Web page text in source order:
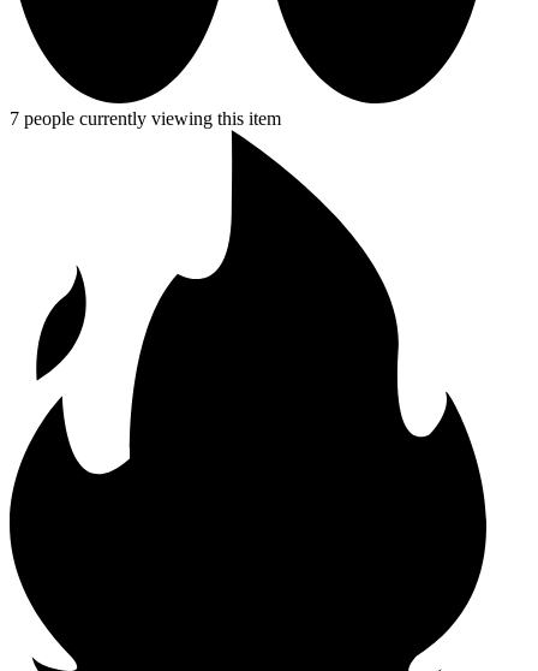
7 people currently viewing this item